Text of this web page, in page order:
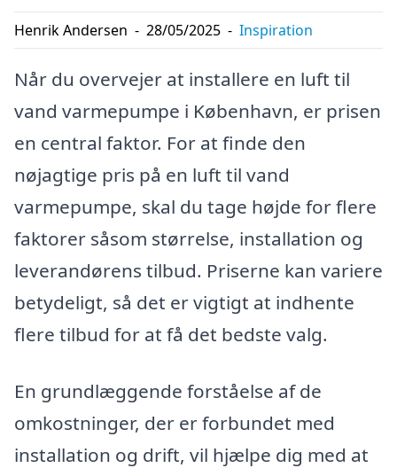
Henrik Andersen - 28/05/2025 - Inspiration
Når du overvejer at installere en luft til
vand varmepumpe i København, er prisen
en central faktor. For at finde den
nøjagtige pris på en luft til vand
varmepumpe, skal du tage højde for flere
faktorer såsom størrelse, installation og
leverandørens tilbud. Priserne kan variere
betydeligt, så det er vigtigt at indhente
flere tilbud for at få det bedste valg.
En grundlæggende forståelse af de
omkostninger, der er forbundet med
installation og drift, vil hjælpe dig med at